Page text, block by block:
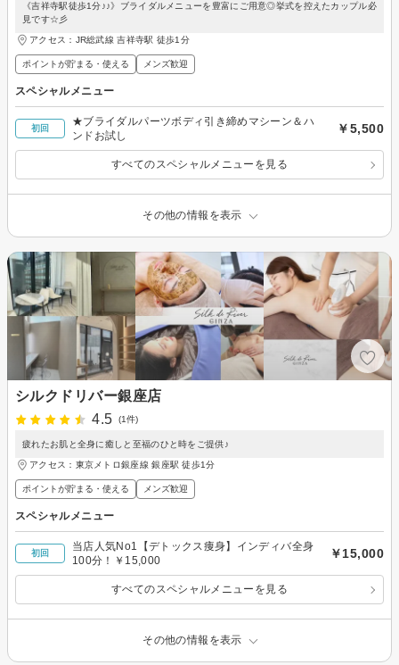
《吉祥寺駅徒歩1分♪♪》ブライダルメニューを豊富にご用意◎挙式を控えたカップル必
見です☆彡
アクセス：JR総武線 吉祥寺駅 徒歩1分
ポイントが貯まる・使える メンズ歓迎
スペシャルメニュー
初回
★ブライダルパーツボディ引き締めマシーン＆ハ
ンドお試し
￥5,500
すべてのスペシャルメニューを見る
その他の情報を表示
シルクドリバー銀座店
4.5
(1件)
疲れたお肌と全身に癒しと至福のひと時をご提供♪
アクセス：東京メトロ銀座線 銀座駅 徒歩1分
ポイントが貯まる・使える メンズ歓迎
スペシャルメニュー
初回
当店人気No1【デトックス痩身】インディバ全身
100分！￥15,000
￥15,000
すべてのスペシャルメニューを見る
その他の情報を表示